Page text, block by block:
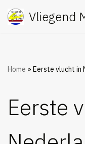
Ga
Vliegend
Home » Eerste vlucht in
Eerste